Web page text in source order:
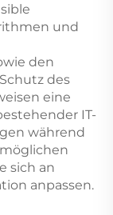
und
den
des
eine
IT-
während
sich an
anpassen.